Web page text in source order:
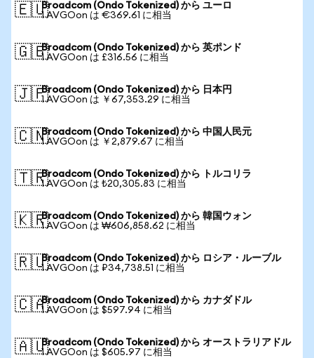
🇪🇺Broadcom (Ondo Tokenized) から ユーロ
1 AVGOon は €369.61 に相当
🇬🇧Broadcom (Ondo Tokenized) から 英ポンド
1 AVGOon は £316.56 に相当
🇯🇵Broadcom (Ondo Tokenized) から 日本円
1 AVGOon は ￥67,353.29 に相当
🇨🇳Broadcom (Ondo Tokenized) から 中国人民元
1 AVGOon は ￥2,879.67 に相当
🇹🇷Broadcom (Ondo Tokenized) から トルコリラ
1 AVGOon は ₺20,305.83 に相当
🇰🇷Broadcom (Ondo Tokenized) から 韓国ウォン
1 AVGOon は ₩606,858.62 に相当
🇷🇺Broadcom (Ondo Tokenized) から ロシア・ルーブル
1 AVGOon は ₽34,738.51 に相当
🇨🇦Broadcom (Ondo Tokenized) から カナダドル
1 AVGOon は $597.94 に相当
🇦🇺Broadcom (Ondo Tokenized) から オーストラリアドル
1 AVGOon は $605.97 に相当